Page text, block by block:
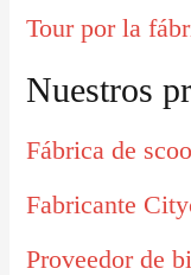
Tour por la
Nuestros
Fábrica de
Fabricante
Proveedor de